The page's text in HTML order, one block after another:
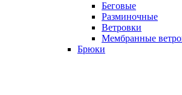
Беговые
Разминочные
Ветровки
Мембранные
Брюки